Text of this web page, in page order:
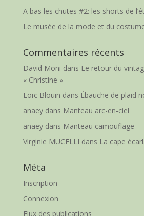
A bas les chutes #2: les shorts de
Le musée de la mode et du costume
Commentaires récents
David Moni dans Le retour du
« Christine »
Loïc Blouin dans Ébauche de plaid
anaeydans Manteau arc-en-ciel
anaeydans Manteau camouflage
Virginie MUCELLI dans La cape
Méta
Inscription
Connexion
Flux des publications